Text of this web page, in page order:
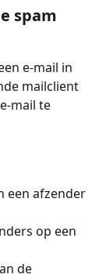
spam
e-mail in
mailclient
mail te
een afzender
op een
de